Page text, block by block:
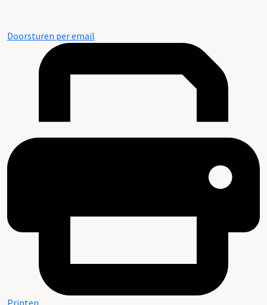
Doorsturen per email